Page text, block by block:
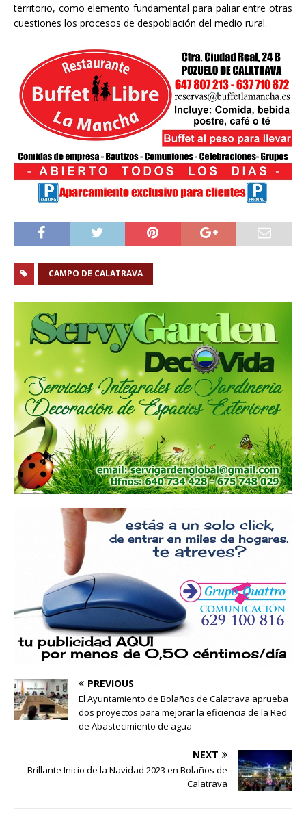
territorio, como elemento fundamental para paliar entre otras
cuestiones los procesos de despoblación del medio rural.
CAMPO DE CALATRAVA
PREVIOUS
El Ayuntamiento de Bolaños de Calatrava aprueba
dos proyectos para mejorar la eficiencia de la Red
de Abastecimiento de agua
NEXT
Brillante Inicio de la Navidad 2023 en Bolaños de
Calatrava